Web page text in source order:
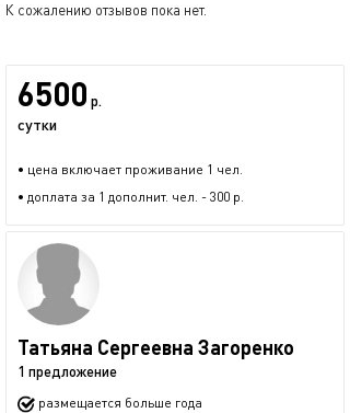
К сожалению отзывов пока нет.
6500 р.
сутки
• цена включает проживание 1 чел.
• доплата за 1 дополнит. чел. - 300 р.
Татьяна Сергеевна Загоренко
1 предложение
размещается больше года